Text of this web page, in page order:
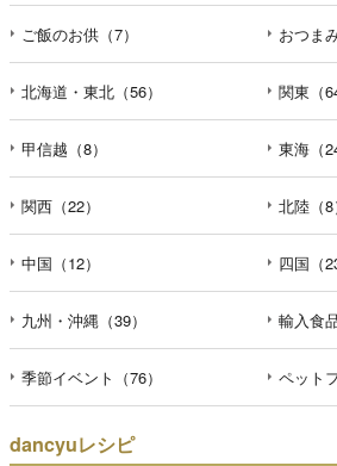
ご飯のお供（7） おつま
北海道・東北（56） 関東（
甲信越（8） 東海（
関西（22） 北陸（8
中国（12） 四国（
九州・沖縄（39） 輸入食
季節イベント（76） ペット
dancyuレシピ